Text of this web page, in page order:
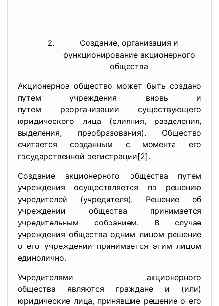
Создание, организация и
функционирование акционерного
общества
Акционерное общество может быть создано
путем учреждения вновь и
путем реорганизации существующего
юридического лица (слияния, разделения,
выделения, преобразования). Общество
считается созданным с момента его
государственной регистрации[2].
Создание акционерного общества путем
учреждения осуществляется по решению
учредителей (учредителя). Решение об
учреждении общества принимается
учредительным собранием. В случае
учреждения общества одним лицом решение
о его учреждении принимается этим лицом
единолично.
Учредителями акционерного
общества являются граждане и (или)
юридические лица, принявшие решение о его